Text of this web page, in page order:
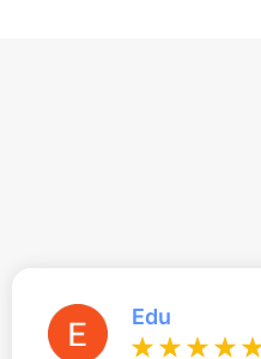
Edu